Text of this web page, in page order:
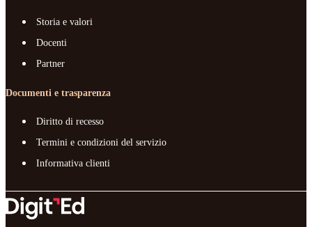
Storia e valori
Docenti
Partner
Documenti e trasparenza
Diritto di recesso
Termini e condizioni del servizio
Informativa clienti